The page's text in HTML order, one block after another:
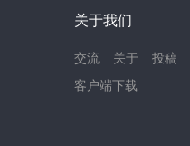
关于我们
交流 关于
投稿
客户端下载